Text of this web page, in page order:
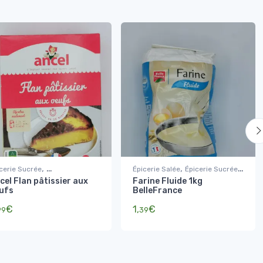
Sucrée,
Farines, coulis et
de gâteaux
Flan pâtissier aux
€
Épicerie Salée, Épicerie Sucrée,
Farine et Semoule,
préparations de gâteaux
Farine Fluide 1kg
BelleFrance
1,39€